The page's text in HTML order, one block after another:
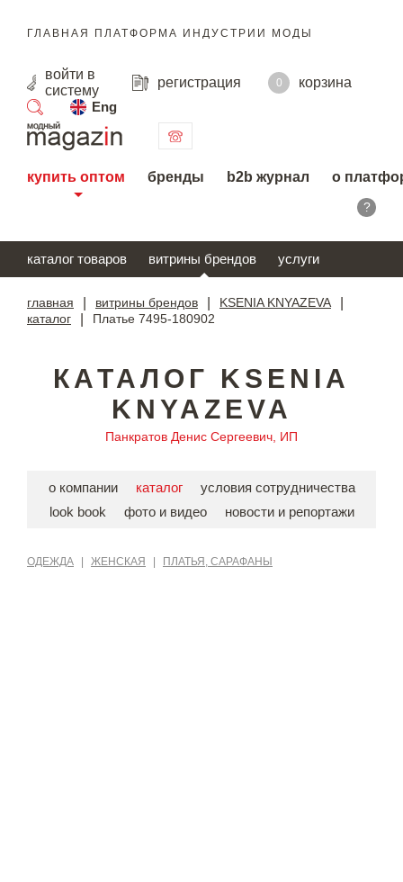
ГЛАВНАЯ ПЛАТФОРМА ИНДУСТРИИ МОДЫ
войти в
систему
регистрация 0
корзина
Eng
поиск
купить оптом бренды b2b журнал о
?
каталог товаров витрины брендов услуги
главная витрины брендов KSENIA KNYAZEVA
каталог Платье 7495-180902
КАТАЛОГ KSENIA
KNYAZEVA
Панкратов Денис Сергеевич, ИП
о компании каталог
условия сотрудничества
look book
фото и видео новости и репортажи
ОДЕЖДА ЖЕНСКАЯ ПЛАТЬЯ, САРАФАНЫ